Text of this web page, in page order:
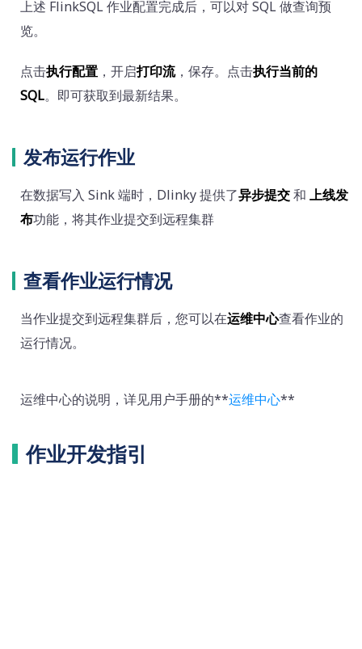
上述 FlinkSQL 作业配置完成后，可以对 SQL 做查询预
览。
点击执行配置 ，开启打印流，保存。点击执行当前的
SQL。即可获取到最新结果。
发布运行作业
在数据写入 Sink 端时，Dlinky 提供了异步提交和 上线发
布功能，将其作业提交到远程集群
查看作业运行情况
当作业提交到远程集群后，您可以在运维中心查看作业的
运行情况。
运维中心的说明，详见用户手册的**运维中心**
作业开发指引